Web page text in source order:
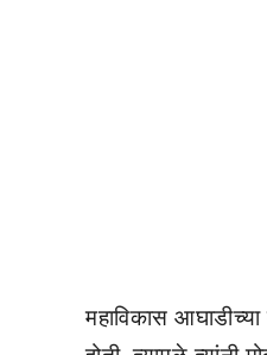
महाविकास